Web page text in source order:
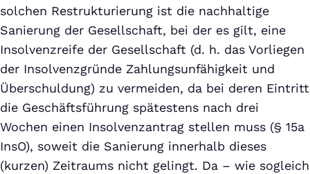
solchen Restrukturierung ist die nachhaltige
Sanierung der Gesellschaft, bei der es gilt, eine
Insolvenzreife der Gesellschaft (d. h. das Vorliegen
der Insolvenzgründe Zahlungsunfähigkeit und
Überschuldung) zu vermeiden, da bei deren Eintritt
die Geschäftsführung spätestens nach drei
Wochen einen Insolvenzantrag stellen muss (§ 15a
InsO), soweit die Sanierung innerhalb dieses
(kurzen) Zeitraums nicht gelingt. Da – wie sogleich